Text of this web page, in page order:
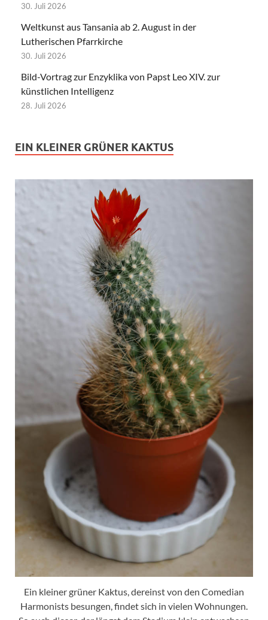
30. Juli 2026
Weltkunst aus Tansania ab 2. August in der
Lutherischen Pfarrkirche
30. Juli 2026
Bild-Vortrag zur Enzyklika von Papst Leo XIV. zur
künstlichen Intelligenz
28. Juli 2026
EIN KLEINER GRÜNER KAKTUS
Ein kleiner grüner Kaktus, dereinst von den Comedian
Harmonists besungen, findet sich in vielen Wohnungen.